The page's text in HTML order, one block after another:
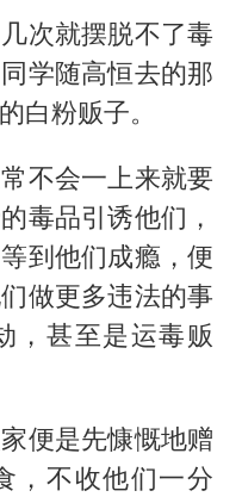
次就摆脱不了毒
学随高恒去的那
白粉贩子。
不会一上来就要
毒品引诱他们，
到他们成瘾，便
做更多违法的事
，甚至是运毒贩
便是先慷慨地赠
，不收他们一分